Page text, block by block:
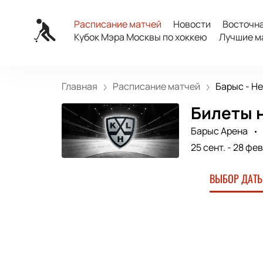
Расписание матчей Новости
Кубок Мэра Москвы по хоккею
Лучшие
Главная Расписание матчей Барыс -
Билеты
Барыс Арена
25 сент. -28
ВЫБОР